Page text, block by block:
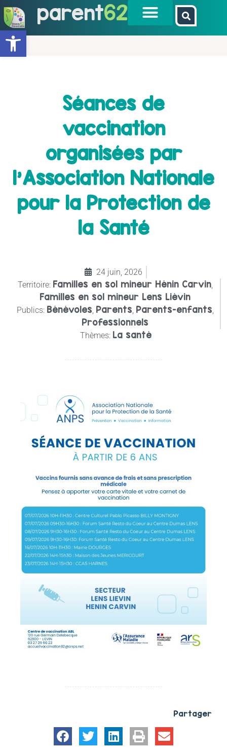
Ouvrir la barre d’outils
parent62
Séances de
vaccination
organisées par
l’Association Nationale
pour la Protection de
la Santé
24 juin, 2026
Territoire: Familles en sol mineur Hénin Carvin,
Familles en sol mineur Lens Liévin
Publics: Bénévoles Parents Parents-enfants
Professionnels
Thèmes: La santé
Partager